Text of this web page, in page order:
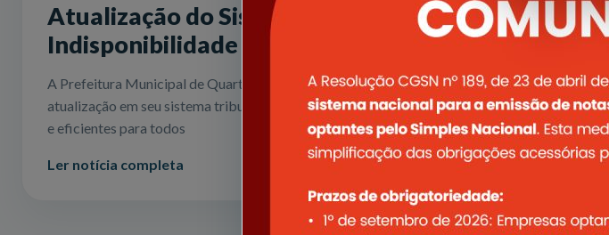
Atualização do Sistema Tributário Municipal e
Indisponibilidade Temporária de Serviços
A Prefeitura Municipal de Quartel Geral informa que realizará uma importante
atualização em seu sistema tributário, visando oferecer serviços mais ágeis, seguros
e eficientes para todos
Ler notícia completa